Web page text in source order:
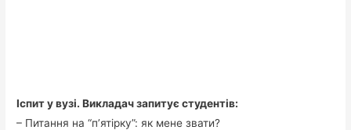
Іспит у вузі. Викладач запитує студентів:
– Питання на “п’ятірку”: як мене звати?